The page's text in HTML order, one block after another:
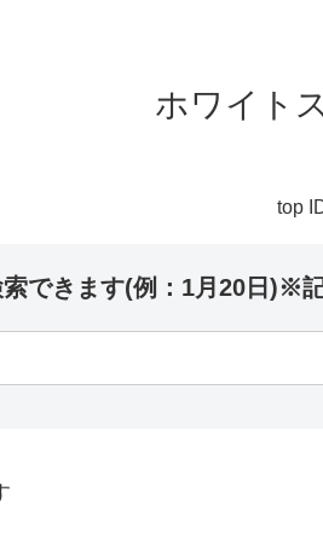
ホワイト
top
できます(例：1月20日)※